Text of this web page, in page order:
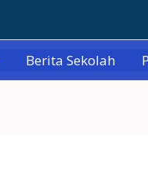
Berita Sekolah